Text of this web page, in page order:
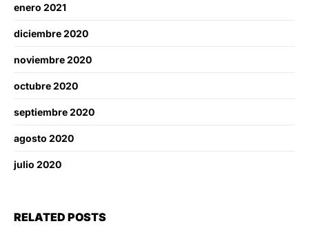
enero 2021
diciembre 2020
noviembre 2020
octubre 2020
septiembre 2020
agosto 2020
julio 2020
RELATED POSTS